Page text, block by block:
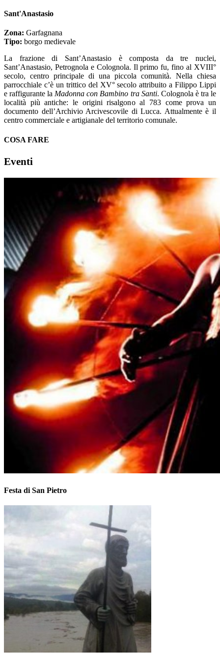
Sant'Anastasio
Zona: Garfagnana
Tipo: borgo medievale
La frazione di Sant’Anastasio è composta da tre nuclei,
Sant’Anastasio, Petrognola e Colognola. Il primo fu, fino al XVIII°
secolo, centro principale di una piccola comunità. Nella chiesa
parrocchiale c’è un trittico del XV° secolo attribuito a Filippo Lippi
e raffigurante la Madonna con Bambino tra Santi. Colognola è tra le
località più antiche: le origini risalgono al 783 come prova un
documento dell’Archivio Arcivescovile di Lucca. Attualmente è il
centro commerciale e artigianale del territorio comunale.
COSA FARE
Eventi
Festa di San Pietro